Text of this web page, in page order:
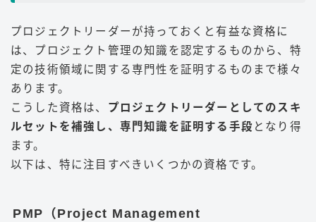
プロジェクトリーダーが持っておくと有益な資格に
は、プロジェクト管理の知識を認定するものから、特
定の技術領域に関する専門性を証明するものまで様々
あります。
こうした資格は、 プロジェクトリーダーとしてのスキ
ルセットを補強し、専門知識を証明する手段 となり得
ます。
以下は、特に注目すべきいくつかの資格です。
PMP（Project Management